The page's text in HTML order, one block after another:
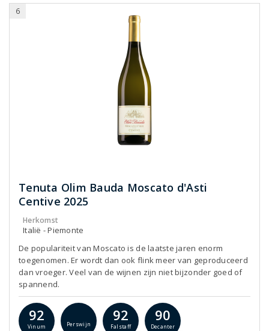
6
Tenuta Olim Bauda Moscato d'Asti
Centive 2025
Herkomst
Italië - Piemonte
De populariteit van Moscato is de laatste jaren enorm
toegenomen. Er wordt dan ook flink meer van geproduceerd
dan vroeger. Veel van de wijnen zijn niet bijzonder goed of
spannend.
92
Vinum Perswijn
92
Falstaff
90
Decanter